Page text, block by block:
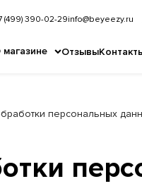
магазине Отзывы
(499) 390-02-29info@beyeezy.ru
персональных